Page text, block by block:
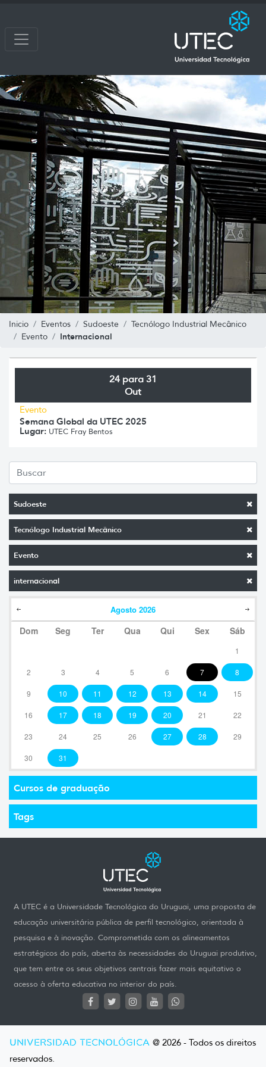
Inicio Eventos Sudoeste
Tecnólogo Industrial Mecânico
Evento
Internacional
Sudoeste
Tecnólogo Industrial Mecânico
Evento
internacional
Agosto 2026
Dom Seg Ter Qua Qui Sex Sáb
1
2 3 4 5 6 7 8
9 10 11 12 13 14 15
16 17 18 19 20 21 22
23 24 25 26 27 28 29
30 31
Cursos de graduação
Tags
24 para 31
Out
Evento
Semana Global da UTEC 2025
Lugar: UTEC Fray Bentos
A UTEC é a Universidade Tecnológica do Uruguai, uma proposta de
educação universitária pública de perfil tecnológico, orientada à
pesquisa e à inovação. Comprometida com os alineamentos
estratégicos do país, aberta às necessidades do Uruguai produtivo,
que tem entre os seus objetivos centrais fazer mais equitativo o
acesso à oferta educativa no interior do país.
UNIVERSIDAD TECNOLÓGICA @ 2026 - Todos os direitos
reservados.